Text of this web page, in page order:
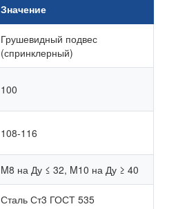
Значение
Грушевидный подвес
(спринклерный)
100
108-116
M8 на Ду ≤ 32, M10 на Ду ≥ 40
Сталь Ст3 ГОСТ 535